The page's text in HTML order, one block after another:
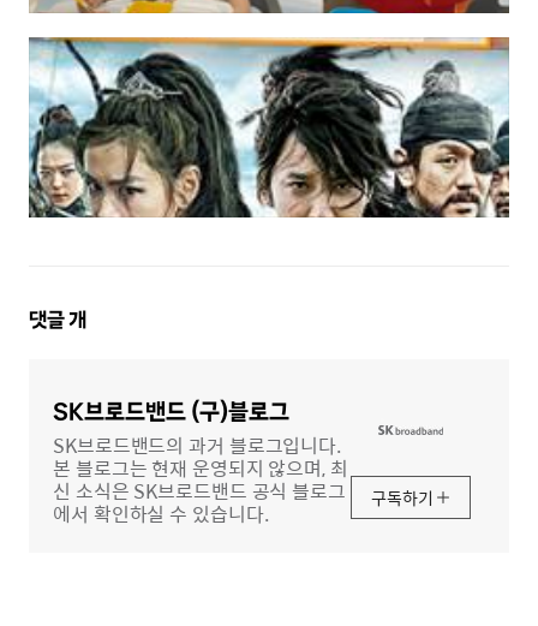
댓
댓글개
SK브로드밴드 (구)블로그
SK브로드밴드의 과거 블로그입니다.
본 블로그는 현재 운영되지 않으며, 최
신 소식은 SK브로드밴드 공식 블로그
에서 확인하실 수 있습니다.
구독하기